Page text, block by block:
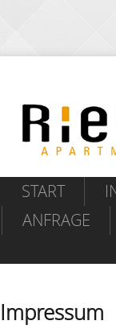
START
ANFRAGE
Impressum